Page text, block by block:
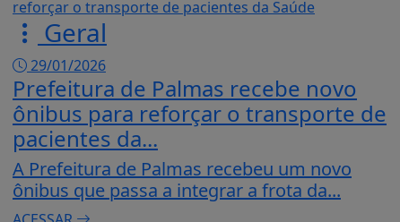
Geral
29/01/2026
Prefeitura de Palmas recebe novo
ônibus para reforçar o transporte de
pacientes da...
A Prefeitura de Palmas recebeu um novo
ônibus que passa a integrar a frota da...